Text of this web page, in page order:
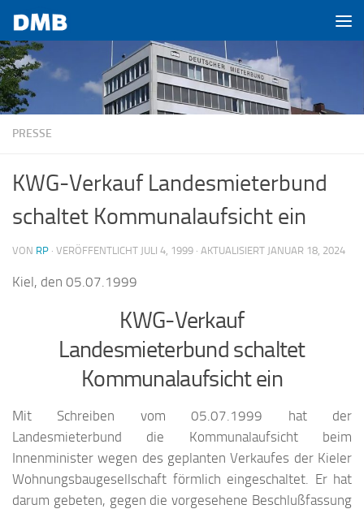
Zum Inhalt springen
PRESSE
KWG-Verkauf Landesmieterbund
schaltet Kommunalaufsicht ein
VON RP · VERÖFFENTLICHT JULI 4, 1999 · AKTUALISIERT JANUAR 18, 2024
Kiel, den 05.07.1999
KWG-Verkauf
Landesmieterbund schaltet
Kommunalaufsicht ein
Mit Schreiben vom 05.07.1999 hat der
Landesmieterbund die Kommunalaufsicht beim
Innenminister wegen des geplanten Verkaufes der Kieler
Wohnungsbaugesellschaft förmlich eingeschaltet. Er hat
darum gebeten, gegen die vorgesehene Beschlußfassung